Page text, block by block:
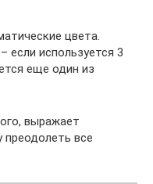
цвета.
если используется 3
еще один из
выражает
преодолеть все